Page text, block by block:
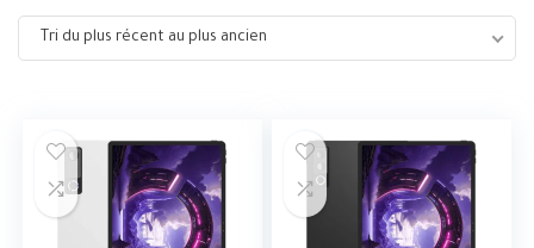
Tri du plus récent au plus ancien